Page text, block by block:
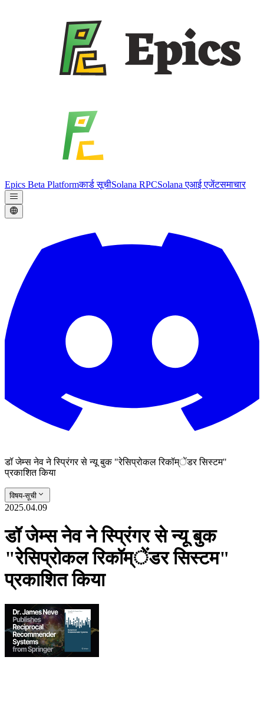
Epics Beta Platformकार्ड सूचीSolana RPCSolana एआई एजेंटसमाचार
डॉ जेम्स नेव ने स्प्रिंगर से न्यू बुक "रेसिप्रोकल रिकॉम्ेंडर सिस्टम"
प्रकाशित किया
विषय-सूची
2025.04.09
डॉ जेम्स नेव ने स्प्रिंगर से न्यू बुक
"रेसिप्रोकल रिकॉम्ेंडर सिस्टम"
प्रकाशित किया